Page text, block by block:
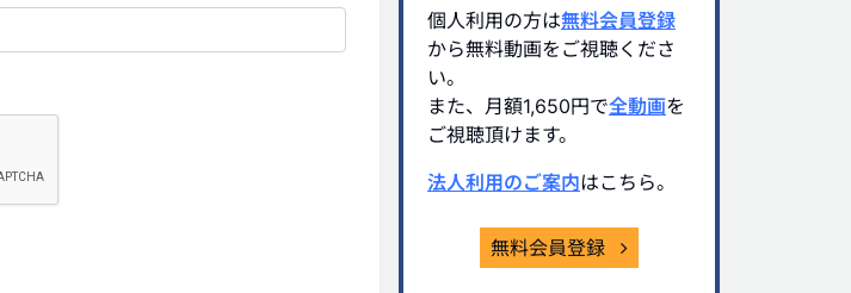
個人利用の方は無料会員登録
から無料動画をご視聴くださ
い。
また、月額1,650円で全動画を
ご視聴頂けます。
法人利用のご案内はこちら。
無料会員登録